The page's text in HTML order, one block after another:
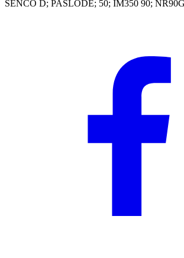
SENCO D; PASLODE; 50; IM350 90;